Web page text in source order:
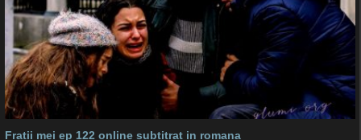
Frații mei ep 122 online subtitrat in romana